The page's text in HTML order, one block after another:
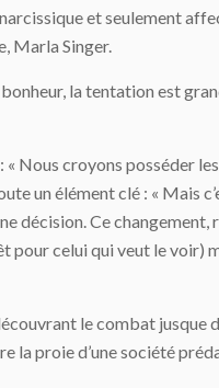
et seulement
Marla Singer.
la tentation est
Nous croyons posséder
un élément clé : « Mais
décision. Ce
celui qui veut le voir)
le combat jusque
la proie d’une société